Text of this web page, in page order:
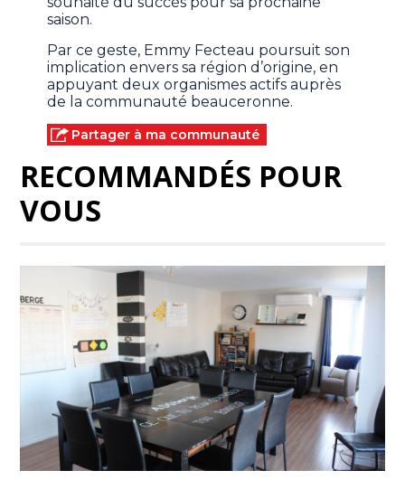
saison.
Par ce geste, Emmy Fecteau poursuit son
implication envers sa région d’origine, en
appuyant deux organismes actifs auprès
de la communauté beauceronne.
Partager à ma communauté
RECOMMANDÉS POUR
VOUS